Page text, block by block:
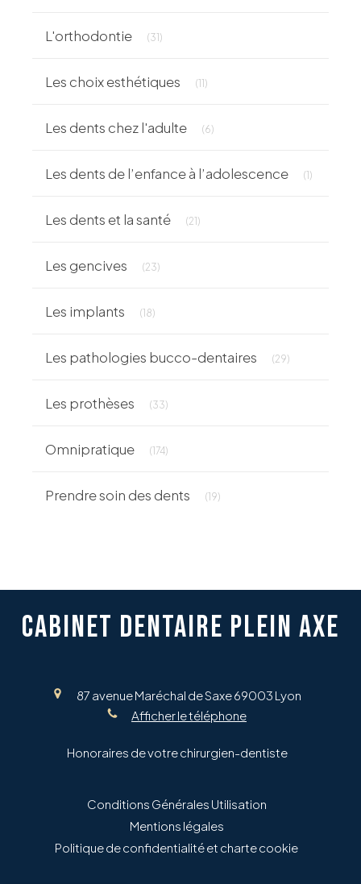
L'orthodontie (31)
Les choix esthétiques (11)
Les dents chez l'adulte (6)
Les dents de l’enfance à l’adolescence (1)
Les dents et la santé (21)
Les gencives (23)
Les implants (18)
Les pathologies bucco-dentaires (29)
Les prothèses (33)
Omnipratique (174)
Prendre soin des dents (19)
CABINET DENTAIRE PLEIN AXE
87 avenue Maréchal de Saxe69003 Lyon
Afficher le téléphone
Honoraires de votre chirurgien-dentiste
Conditions Générales Utilisation
Mentions légales
Politique de confidentialité et charte cookie